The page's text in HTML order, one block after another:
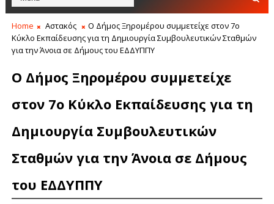
Home Αστακός
Ο Δήμος Ξηρομέρου συμμετείχε στον 7ο
Κύκλο Εκπαίδευσης για τη Δημιουργία Συμβουλευτικών Σταθμών
για την Άνοια σε Δήμους του ΕΔΔΥΠΠΥ
Ο Δήμος Ξηρομέρου συμμετείχε
στον 7ο Κύκλο Εκπαίδευσης για τη
Δημιουργία Συμβουλευτικών
Σταθμών για την Άνοια σε Δήμους
του ΕΔΔΥΠΠΥ